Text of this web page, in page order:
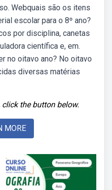
Webquais são os itens
escolar para o 8º ano?
por disciplina, canetas
científica e, em.
no oitavo ano? No oitavo
diversas matérias
the button below.
MORE